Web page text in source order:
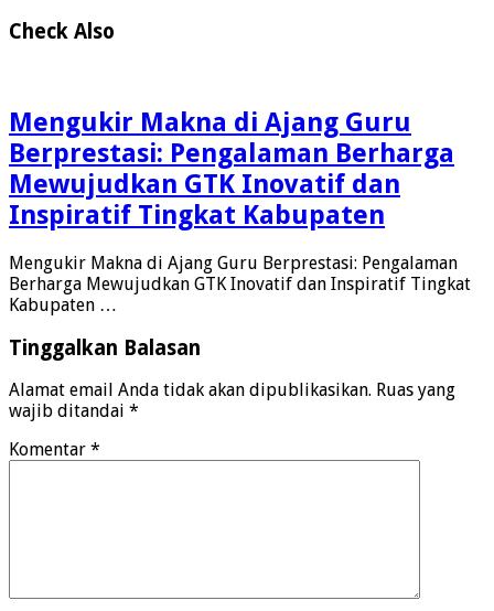
Check Also
Mengukir Makna di Ajang Guru
Berprestasi: Pengalaman Berharga
Mewujudkan GTK Inovatif dan
Inspiratif Tingkat Kabupaten
Mengukir Makna di Ajang Guru Berprestasi: Pengalaman
Berharga Mewujudkan GTK Inovatif dan Inspiratif Tingkat
Kabupaten …
Tinggalkan Balasan
Alamat email Anda tidak akan dipublikasikan. Ruas yang
wajib ditandai *
Komentar *